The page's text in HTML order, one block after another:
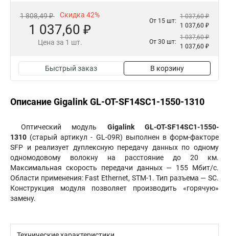
1 808,49 ₽ Скидка 42%
1 037,60 ₽
Цена за 1 шт.
От 15 шт:
1 037,60 ₽
1 037,60 ₽
От 30 шт:
1 037,60 ₽
1 037,60 ₽
Быстрый заказ В корзину
Описание Gigalink GL-OT-SF14SC1-1550-1310
Оптический модуль Gigalink GL-OT-SF14SC1-1550-
1310 (старый артикул - GL-09R) выполнен в форм-факторе
SFP и реализует дуплексную передачу данных по одному
одномодовому волокну на расстояние до 20 км.
Максимальная скорость передачи данных — 155 Мбит/с.
Области применения: Fast Ethernet, STM-1. Тип разъема — SC.
Конструкция модуля позволяет производить «горячую»
замену.